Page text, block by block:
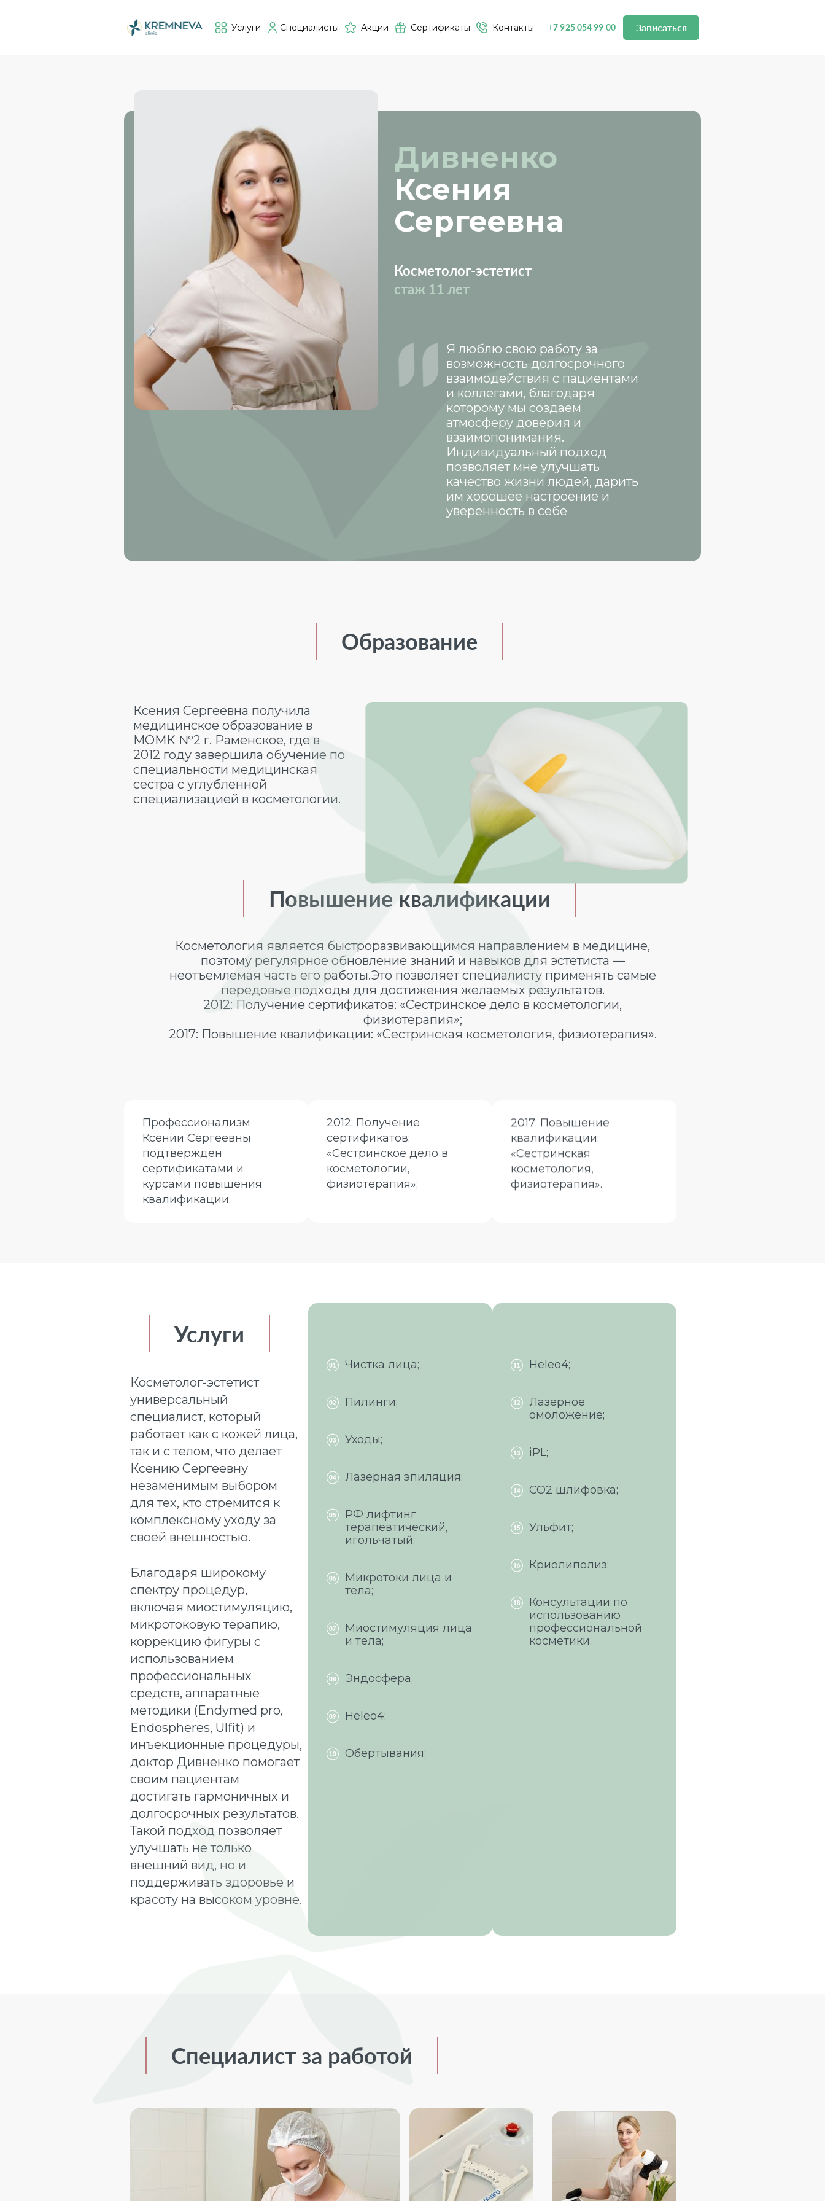
Услуги Специалисты Акции Сертификаты Контакты +7 925 054 99 00 Записаться
Дивненко
Ксения
Сергеевна
Косметолог-эстетист
стаж 11 лет
Я люблю свою работу за
возможность долгосрочного
взаимодействия с пациентами
и коллегами, благодаря
которому мы создаем
атмосферу доверия и
взаимопонимания.
Индивидуальный подход
позволяет мне улучшать
качество жизни людей, дарить
им хорошее настроение и
уверенность в себе
Образование
Ксения Сергеевна получила
медицинское образование в
МОМК №2 г. Раменское, где в
2012 году завершила обучение по
специальности медицинская
сестра с углубленной
специализацией в косметологии.
Повышение квалификации
Косметология является быстроразвивающимся направлением в медицине,
поэтому регулярное обновление знаний и навыков для эстетиста —
неотъемлемая часть его работы.Это позволяет специалисту применять самые
передовые подходы для достижения желаемых результатов.
2012: Получение сертификатов: «Сестринское дело в косметологии,
физиотерапия»;
2017: Повышение квалификации: «Сестринская косметология, физиотерапия».
Профессионализм
Ксении Сергеевны
подтвержден
сертификатами и
курсами повышения
квалификации:
2012: Получение
сертификатов:
«Сестринское дело в
косметологии,
физиотерапия»;
2017: Повышение
квалификации:
«Сестринская
косметология,
физиотерапия».
Услуги
Косметолог-эстетист
универсальный
специалист, который
работает как с кожей лица,
так и с телом, что делает
Ксению Сергеевну
незаменимым выбором
для тех, кто стремится к
комплексному уходу за
своей внешностью.
Благодаря широкому
спектру процедур,
включая миостимуляцию,
микротоковую терапию,
коррекцию фигуры с
использованием
профессиональных
средств, аппаратные
методики (Endymed pro,
Endospheres, Ulfit) и
инъекционные процедуры,
доктор Дивненко помогает
своим пациентам
достигать гармоничных и
долгосрочных результатов.
Такой подход позволяет
улучшать не только
внешний вид, но и
поддерживать здоровье и
красоту на высоком уровне.
Чистка лица;
Пилинги;
Уходы;
Лазерная эпиляция;
РФ лифтинг
терапевтический,
игольчатый;
Микротоки лица и
тела;
Миостимуляция лица
и тела;
Эндосфера;
Heleo4;
Обертывания;
Heleo4;
Лазерное
омоложение;
iPL;
СО2 шлифовка;
Ульфит;
Криолиполиз;
Консультации по
использованию
профессиональной
косметики.
Специалист за работой